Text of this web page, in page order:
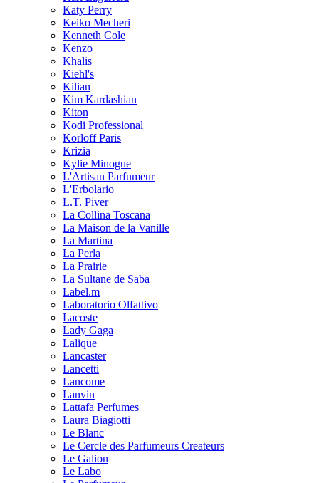
Katy Perry
Keiko Mecheri
Kenneth Cole
Kenzo
Khalis
Kiehl's
Kilian
Kim Kardashian
Kiton
Kodi Professional
Korloff Paris
Krizia
Kylie Minogue
L'Artisan Parfumeur
L'Erbolario
L.T. Piver
La Collina Toscana
La Maison de la Vanille
La Martina
La Perla
La Prairie
La Sultane de Saba
Label.m
Laboratorio Olfattivo
Lacoste
Lady Gaga
Lalique
Lancaster
Lancetti
Lancome
Lanvin
Lattafa Perfumes
Laura Biagiotti
Le Blanc
Le Cercle des Parfumeurs Createurs
Le Galion
Le Labo